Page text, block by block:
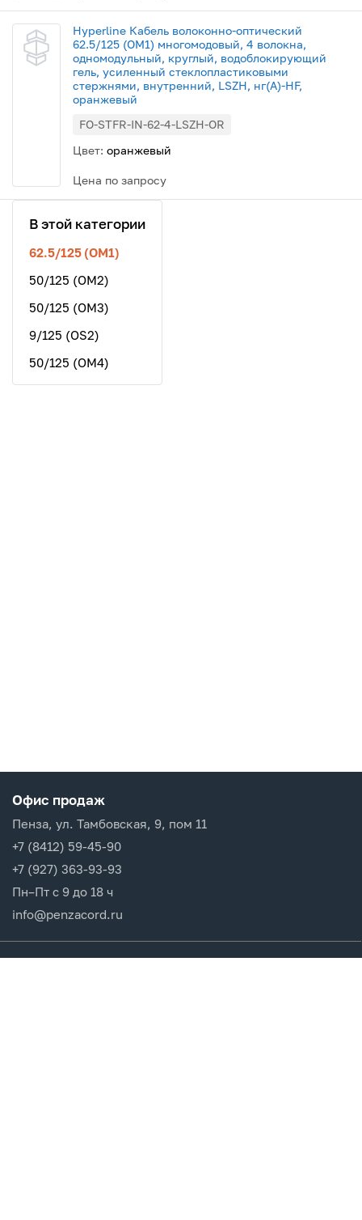
Hyperline Кабель волоконно-оптический
62.5/125 (OM1) многомодовый, 4 волокна,
одномодульный, круглый, водоблокирующий
гель, усиленный стеклопластиковыми
стержнями, внутренний, LSZH, нг(А)-HF,
оранжевый
FO-STFR-IN-62-4-LSZH-OR
Цвет: оранжевый
Цена по запросу
В этой категории
62.5/125 (OM1)
50/125 (OM2)
50/125 (OM3)
9/125 (OS2)
50/125 (OM4)
Офис продаж
Пенза, ул. Тамбовская, 9, пом 11
+7 (8412) 59-45-90
+7 (927) 363-93-93
Пн–Пт с 9 до 18 ч
info@penzacord.ru
Производители